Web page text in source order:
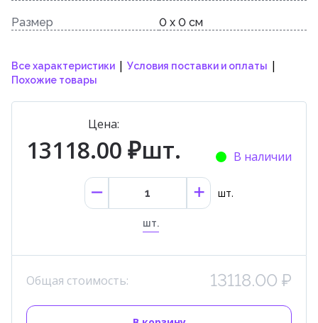
Размер 0 x 0 см
Все характеристики | Условия поставки и оплаты |
Похожие товары
Цена:
13118.00 ₽шт. В наличии
шт.
шт.
Общая стоимость: 13118.00 ₽